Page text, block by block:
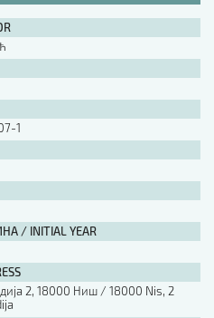
1
/ INITIAL YEAR
2, 18000 Ниш / 18000 Nis, 2